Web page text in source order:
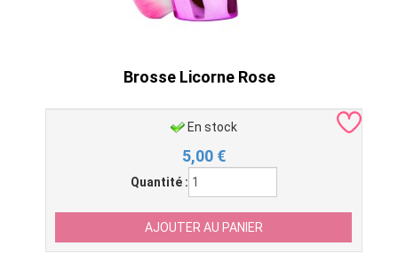
Brosse Licorne Rose
En stock
5,00 €
Quantité :